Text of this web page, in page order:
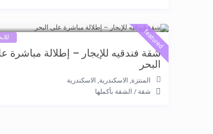
featured
شقة فندقيه للإيجار – إطلالة مباشرة
البحر
المنتزة, الاسكندرية, الاسكندرية
شقة / الشقة بأكملها